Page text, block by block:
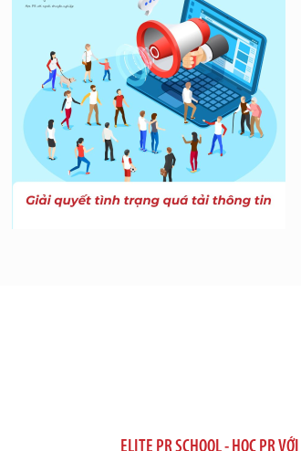
ELITE PR SCHOOL - HỌC PR